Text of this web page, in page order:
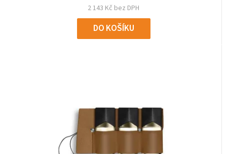
2 143 Kč bez DPH
DO KOŠÍKU